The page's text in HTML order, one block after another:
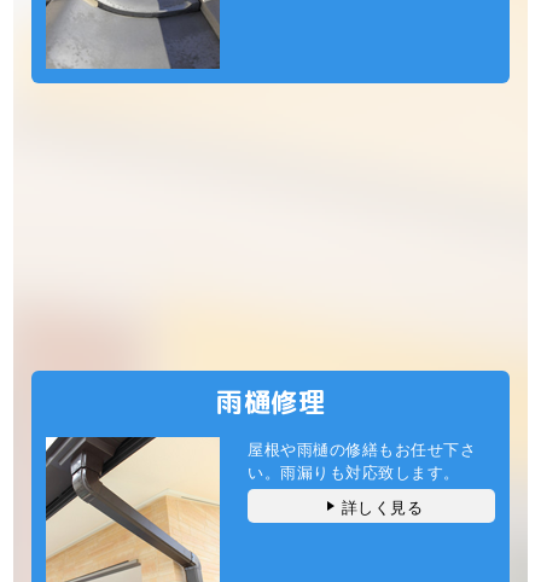
雨樋修理
屋根や雨樋の修繕もお任せ下さ
い。雨漏りも対応致します。
詳しく見る